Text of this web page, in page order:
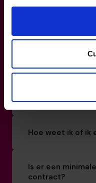
Bestrijken jullie
Hoe koppel je
Hoe weet ik of ik
Is er een
contract?